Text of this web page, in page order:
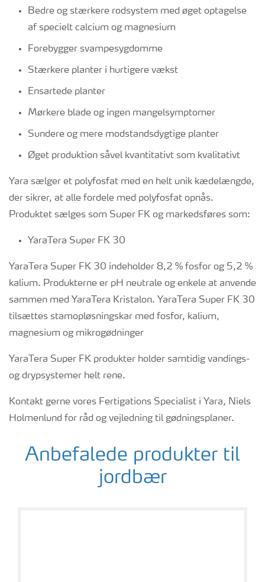
Bedre og stærkere rodsystem med øget optagelse
af specielt calcium og magnesium
Forebygger svampesygdomme
Stærkere planter i hurtigere vækst
Ensartede planter
Mørkere blade og ingen mangelsymptomer
Sundere og mere modstandsdygtige planter
Øget produktion såvel kvantitativt som kvalitativt
Yara sælger et polyfosfat med en helt unik kædelængde,
der sikrer, at alle fordele med polyfosfat opnås.
Produktet sælges som Super FK og markedsføres som:
YaraTera Super FK 30
YaraTera Super FK 30 indeholder 8,2 % fosfor og 5,2 %
kalium. Produkterne er pH neutrale og enkele at anvende
sammen med YaraTera Kristalon. YaraTera Super FK 30
tilsættes stamopløsningskar med fosfor, kalium,
magnesium og mikrogødninger
YaraTera Super FK produkter holder samtidig vandings-
og drypsystemer helt rene.
Kontakt gerne vores Fertigations Specialist i Yara, Niels
Holmenlund for råd og vejledning til gødningsplaner.
Anbefalede produkter til
jordbær